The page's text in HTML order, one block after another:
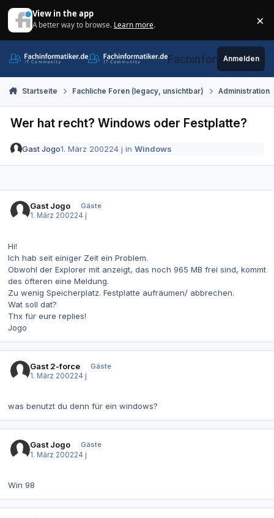
View in the app
A better way to browse. Learn more. ×
Fachinformatiker.de
Anmelden
Startseite Fachliche Foren (legacy, unsichtbar) Administration
Wer hat recht? Windows oder Festplatte?
Gast Jogo1. März 200224 j inWindows
Gast Jogo
Gäste
1. März 200224 j
Hi!
Ich hab seit einiger Zeit ein Problem.
Obwohl der Explorer mit anzeigt, das noch 965 MB frei sind, kommt
des öfteren eine Meldung.
Zu wenig Speicherplatz. Festplatte aufräumen/ abbrechen.
Wat soll dat?
Thx für eure replies!
Jogo
Gast 2-force
Gäste
1. März 200224 j
was benutzt du denn für ein windows?
Gast Jogo
Gäste
1. März 200224 j
Win 98